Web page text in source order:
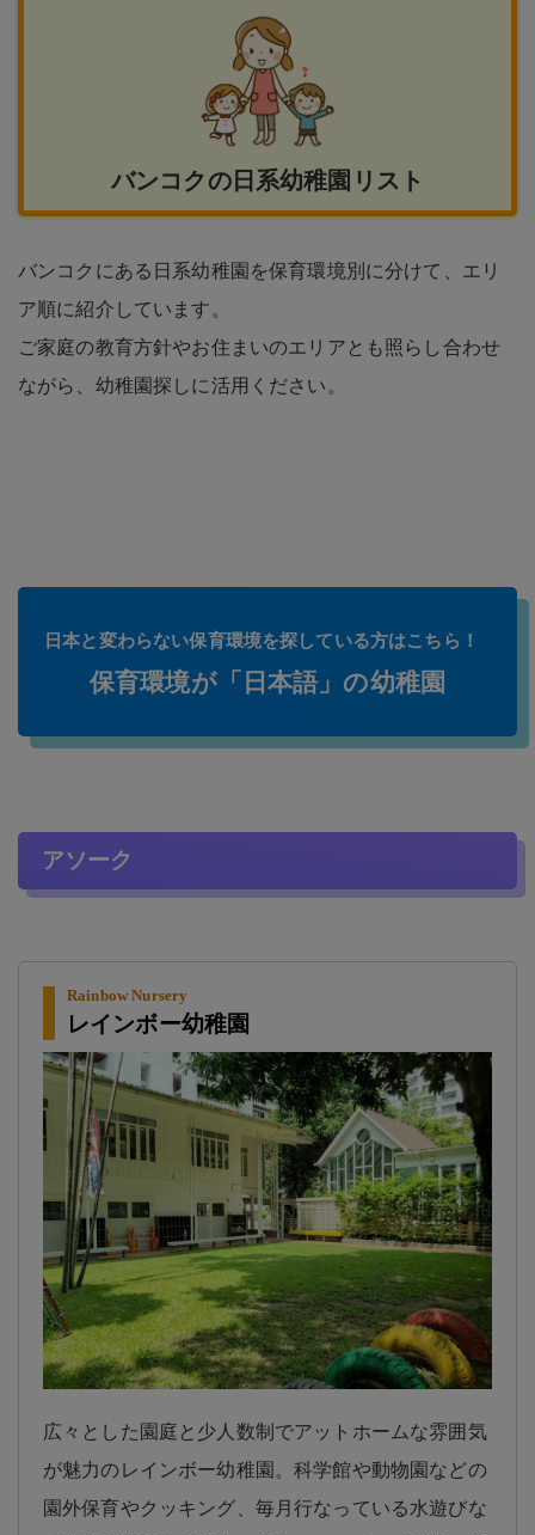
バンコクの日系幼稚園リスト
バンコクにある日系幼稚園を保育環境別に分けて、エリ
ア順に紹介しています。
ご家庭の教育方針やお住まいのエリアとも照らし合わせ
ながら、幼稚園探しに活用ください。
日本と変わらない保育環境を探している方はこちら！
保育環境が「日本語」の幼稚園
アソーク
Rainbow Nursery
レインボー幼稚園
広々とした園庭と少人数制でアットホームな雰囲気
が魅力のレインボー幼稚園。科学館や動物園などの
園外保育やクッキング、毎月行なっている水遊びな